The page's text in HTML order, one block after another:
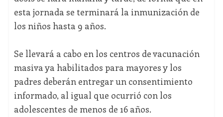
esta jornada se terminará la inmunización de
los niños hasta 9 años.
Se llevará a cabo en los centros de vacunación
masiva ya habilitados para mayores y los
padres deberán entregar un consentimiento
informado, al igual que ocurrió con los
adolescentes de menos de 16 años.